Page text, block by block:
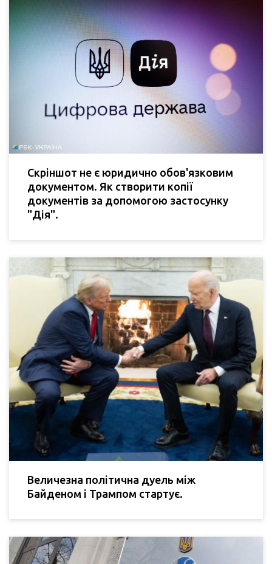
Скріншот не є юридично обов'язковим
документом. Як створити копії
документів за допомогою застосунку
"Дія".
Величезна політична дуель між
Байденом і Трампом стартує.